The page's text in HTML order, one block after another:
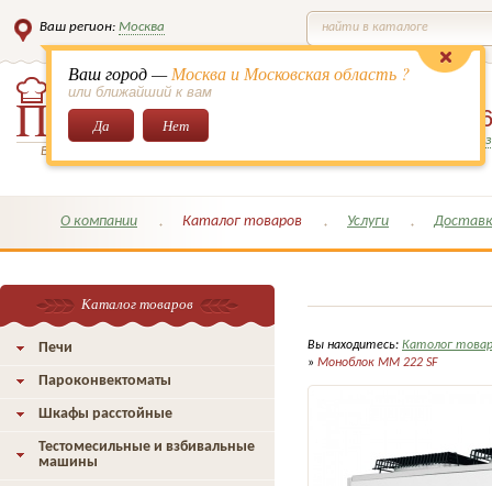
Ваш регион: Москва
Ваш город —Москва и Московская область ?
или ближайший к вам
Да Нет
найти в каталоге
Всё для кондитеров и поваров!
649-
Заказать обратный
О компании Каталог товаров Услуги
Вы находитесь: Католог
» Моноблок МM 222 SF
Каталог товаров
Печи
Пароконвектоматы
Шкафы расстойные
Тестомесильные и взбивальные
машины